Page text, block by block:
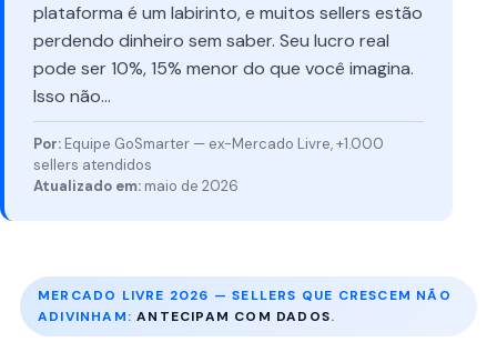
plataforma é um labirinto, e muitos sellers estão
perdendo dinheiro sem saber. Seu lucro real
pode ser 10%, 15% menor do que você imagina.
Isso não…
Por: Equipe GoSmarter — ex-Mercado Livre, +1.000
sellers atendidos
Atualizado em: maio de 2026
MERCADO LIVRE 2026 — SELLERS QUE CRESCEM NÃO
ADIVINHAM:ANTECIPAM COM DADOS.